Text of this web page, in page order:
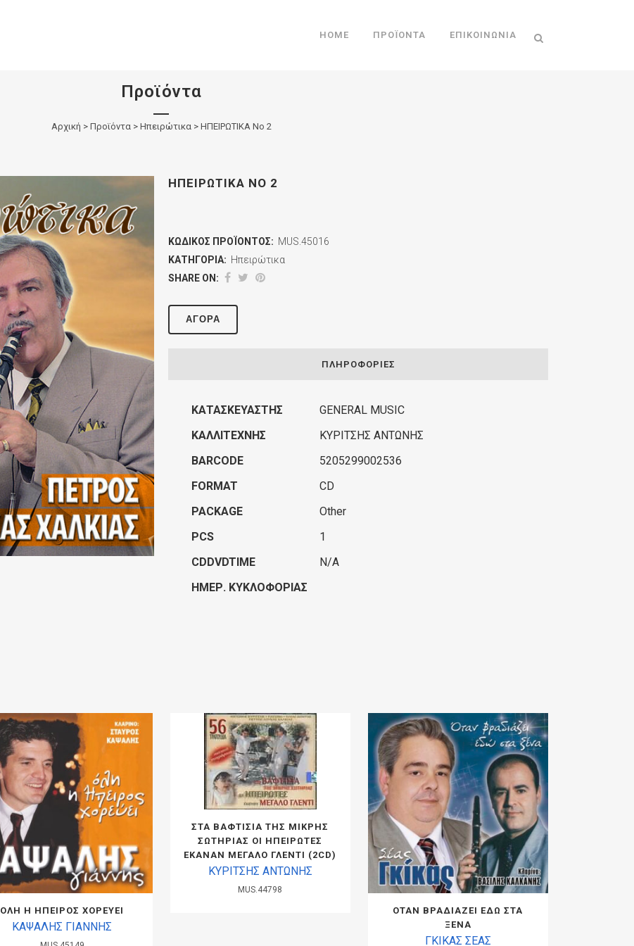
HOME ΠΡΟΪΌΝΤΑ ΕΠΙΚΟΙΝΩΝΊΑ
Προϊόντα
Αρχική > Προϊόντα> Ηπειρώτικα> ΗΠΕΙΡΩΤΙΚΑ Νο 2
ΗΠΕΙΡΩΤΙΚΑ ΝΟ 2
ΚΩΔΙΚΌΣ ΠΡΟΪΌΝΤΟΣ: MUS.45016
ΚΑΤΗΓΟΡΊΑ: Ηπειρώτικα
SHARE ON:
ΑΓΟΡΆ
ΠΛΗΡΟΦΟΡΊΕΣ
ΚΑΤΑΣΚΕΥΑΣΤΉΣ
GENERAL MUSIC
ΚΑΛΛΙΤΈΧΝΗΣ
ΚΥΡΙΤΣΗΣ ΑΝΤΩΝΗΣ
BARCODE
5205299002536
FORMAT
CD
PACKAGE
Other
PCS
1
CDDVDTIME
N/A
ΗΜΕΡ. ΚΥΚΛΟΦΟΡΊΑΣ
ΟΛΗ Η ΗΠΕΙΡΟΣ ΧΟΡΕΥΕΙ
ΚΑΨΑΛΗΣ ΓΙΑΝΝΗΣ
ΣΤΑ ΒΑΦΤΙΣΙΑ ΤΗΣ ΜΙΚΡΗΣ
ΣΩΤΗΡΙΑΣ ΟΙ ΗΠΕΙΡΩΤΕΣ
ΕΚΑΝΑΝ ΜΕΓΑΛΟ ΓΛΕΝΤΙ (2CD)
ΚΥΡΙΤΣΗΣ ΑΝΤΩΝΗΣ
MUS.44798
ΟΤΑΝ ΒΡΑΔΙΑΖΕΙ ΕΔΩ ΣΤΑ
ΞΕΝΑ
ΓΚΙΚΑΣ ΣΕΑΣ